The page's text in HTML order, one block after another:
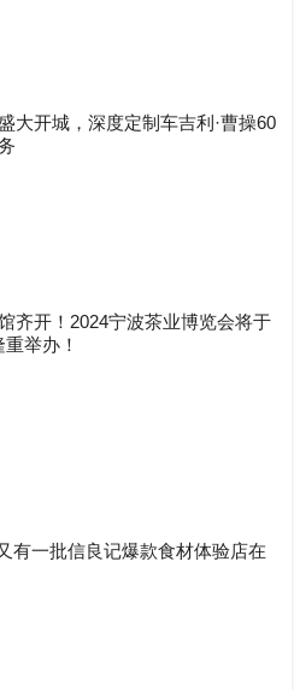
大开城，深度定制车吉利·曹操60
齐开！2024宁波茶业博览会将于
举办！
有一批信良记爆款食材体验店在